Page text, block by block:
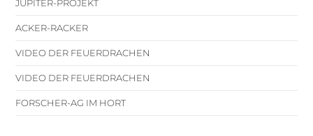
JUPITER-PROJEKT
ACKER-RACKER
VIDEO DER FEUERDRACHEN
VIDEO DER FEUERDRACHEN
FORSCHER-AG IM HORT